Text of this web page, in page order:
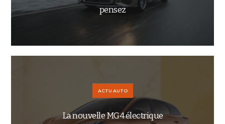
pensez
ACTU AUTO
La nouvelle MG4 électrique